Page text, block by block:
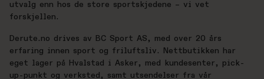
utvalg enn hos de store sportskjedene – vi vet
forskjellen.
Derute.no drives av BC Sport AS, med over 20 års
erfaring innen sport og friluftsliv. Nettbutikken har
eget lager på Hvalstad i Asker, med kundesenter, pick-
up-punkt og verksted, samt utsendelser fra vår